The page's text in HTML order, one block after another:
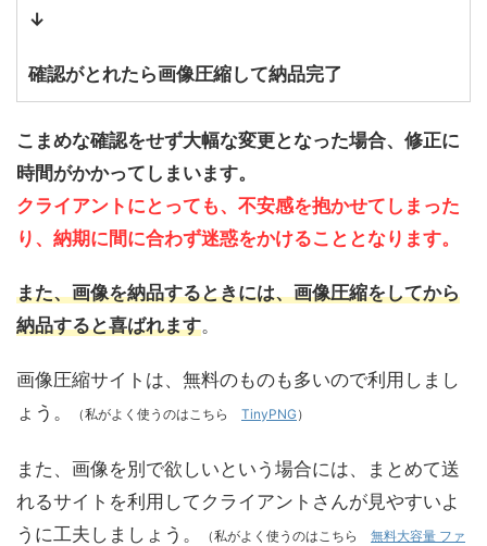
↓
確認がとれたら画像圧縮して納品完了
こまめな確認をせず大幅な変更となった場合、修正に
時間がかかってしまいます。
クライアントにとっても、不安感を抱かせてしまった
り、納期に間に合わず迷惑をかけることとなります。
また、画像を納品するときには、画像圧縮をしてから
納品すると喜ばれます。
画像圧縮サイトは、無料のものも多いので利用しまし
ょう。
（私がよく使うのはこちら TinyPNG ）
また、画像を別で欲しいという場合には、まとめて送
れるサイトを利用してクライアントさんが見やすいよ
うに工夫しましょう。
（私がよく使うのはこちら 無料大容量 ファ